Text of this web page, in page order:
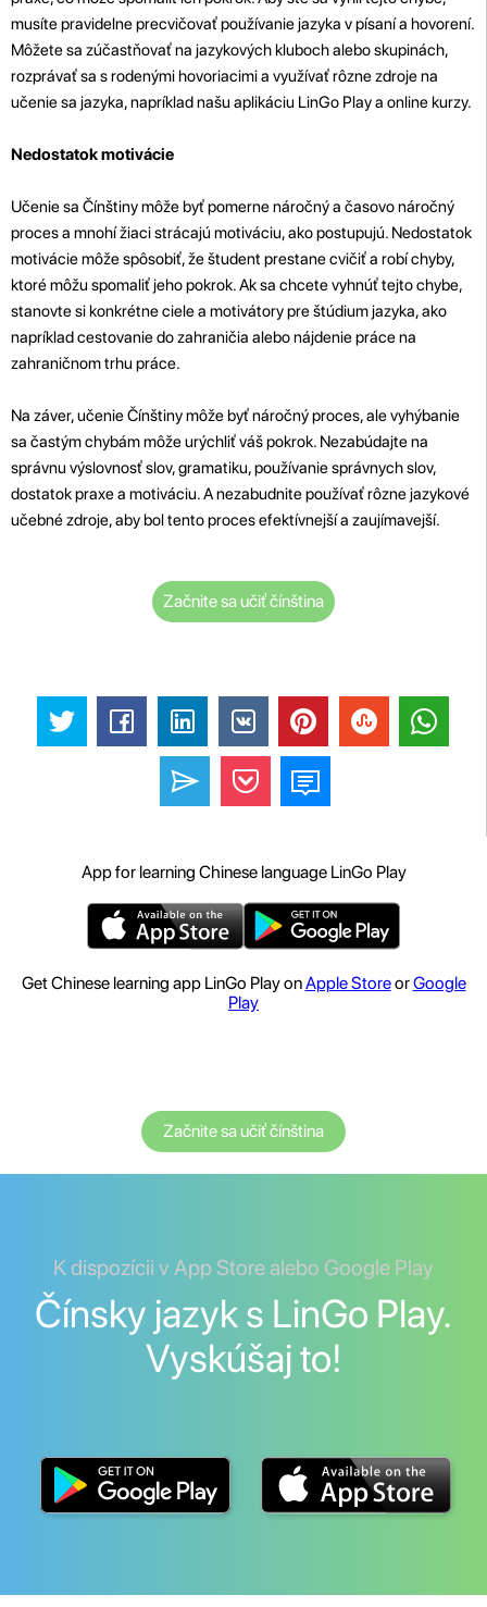
musíte pravidelne precvičovať používanie jazyka v písaní a hovorení.
Môžete sa zúčastňovať na jazykových kluboch alebo skupinách,
rozprávať sa s rodenými hovoriacimi a využívať rôzne zdroje na
učenie sa jazyka, napríklad našu aplikáciu LinGo Play a online kurzy.
Nedostatok motivácie
Učenie sa Čínštiny môže byť pomerne náročný a časovo náročný
proces a mnohí žiaci strácajú motiváciu, ako postupujú. Nedostatok
motivácie môže spôsobiť, že študent prestane cvičiť a robí chyby,
ktoré môžu spomaliť jeho pokrok. Ak sa chcete vyhnúť tejto chybe,
stanovte si konkrétne ciele a motivátory pre štúdium jazyka, ako
napríklad cestovanie do zahraničia alebo nájdenie práce na
zahraničnom trhu práce.
Na záver, učenie Čínštiny môže byť náročný proces, ale vyhýbanie
sa častým chybám môže urýchliť váš pokrok. Nezabúdajte na
správnu výslovnosť slov, gramatiku, používanie správnych slov,
dostatok praxe a motiváciu. A nezabudnite používať rôzne jazykové
učebné zdroje, aby bol tento proces efektívnejší a zaujímavejší.
Začnite sa učiť čínština
App for learning Chinese language LinGo Play
Get Chinese learning app LinGo Play onApple StoreorGoogle
Play
Začnite sa učiť čínština
K dispozícii v App Store alebo Google Play
Čínsky jazyk s LinGo Play.
Vyskúšaj to!